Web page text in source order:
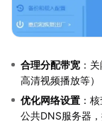
合理分配带宽 ：
高清视频播放等）
优化网络设置 ：
公共DNS服务器